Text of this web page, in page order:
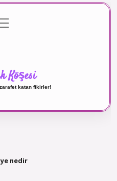
Köşesi
katan fikirler!
nedir